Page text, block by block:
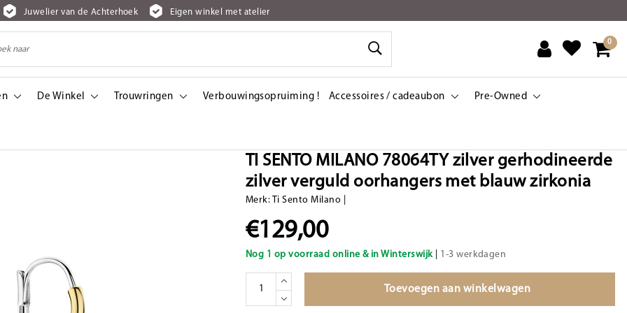
Juwelier van de Achterhoek Eigen winkel met atelier
0
De Winkel Trouwringen Verbouwingsopruiming ! Accessoires / cadeaubon Pre-Owned
TI SENTO MILANO 78064TY zilver gerhodineerde
zilver verguld oorhangers met blauw zirkonia
Merk: Ti Sento Milano
€129,00
Nog 1 op voorraad online & in Winterswijk| 1-3 werkdagen
Toevoegen aan winkelwagen